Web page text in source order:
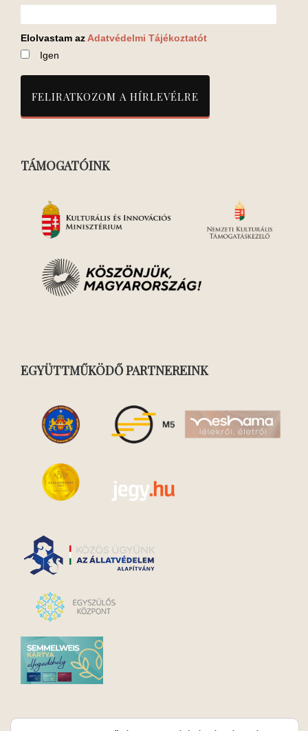
Elolvastam az Adatvédelmi Tájékoztatót
Igen
TÁMOGATÓINK
EGYÜTTMŰKÖDŐ PARTNEREINK